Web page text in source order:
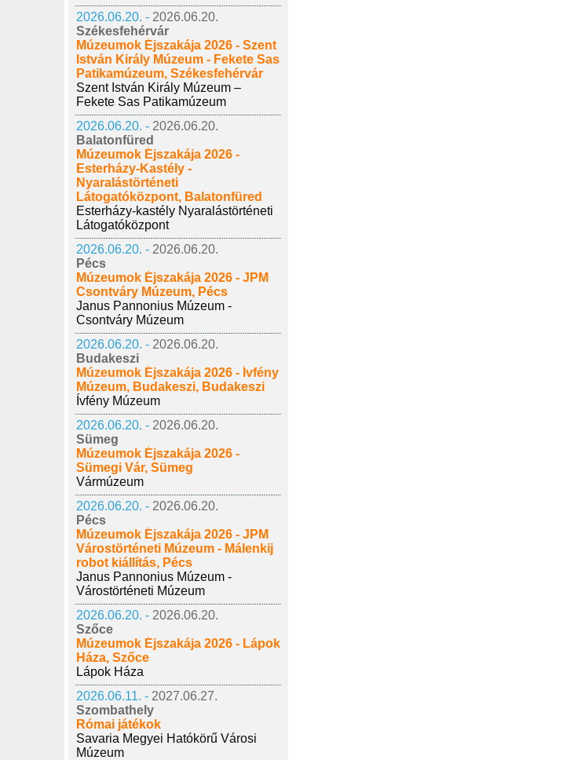
2026.06.20. - 2026.06.20.
Székesfehérvár
Múzeumok Éjszakája 2026 - Szent
István Király Múzeum - Fekete Sas
Patikamúzeum, Székesfehérvár
Szent István Király Múzeum –
Fekete Sas Patikamúzeum
2026.06.20. - 2026.06.20.
Balatonfüred
Múzeumok Éjszakája 2026 -
Esterházy-Kastély -
Nyaralástörténeti
Látogatóközpont, Balatonfüred
Esterházy-kastély Nyaralástörténeti
Látogatóközpont
2026.06.20. - 2026.06.20.
Pécs
Múzeumok Éjszakája 2026 - JPM
Csontváry Múzeum, Pécs
Janus Pannonius Múzeum -
Csontváry Múzeum
2026.06.20. - 2026.06.20.
Budakeszi
Múzeumok Éjszakája 2026 - Ívfény
Múzeum, Budakeszi, Budakeszi
Ívfény Múzeum
2026.06.20. - 2026.06.20.
Sümeg
Múzeumok Éjszakája 2026 -
Sümegi Vár, Sümeg
Vármúzeum
2026.06.20. - 2026.06.20.
Pécs
Múzeumok Éjszakája 2026 - JPM
Várostörténeti Múzeum - Málenkij
robot kiállítás, Pécs
Janus Pannonius Múzeum -
Várostörténeti Múzeum
2026.06.20. - 2026.06.20.
Szőce
Múzeumok Éjszakája 2026 - Lápok
Háza, Szőce
Lápok Háza
2026.06.11. - 2027.06.27.
Szombathely
Római játékok
Savaria Megyei Hatókörű Városi
Múzeum